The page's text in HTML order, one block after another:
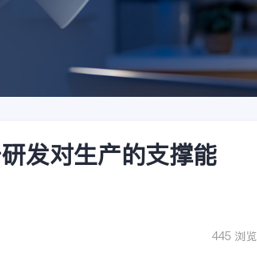
发对生产的支撑能
445 浏览